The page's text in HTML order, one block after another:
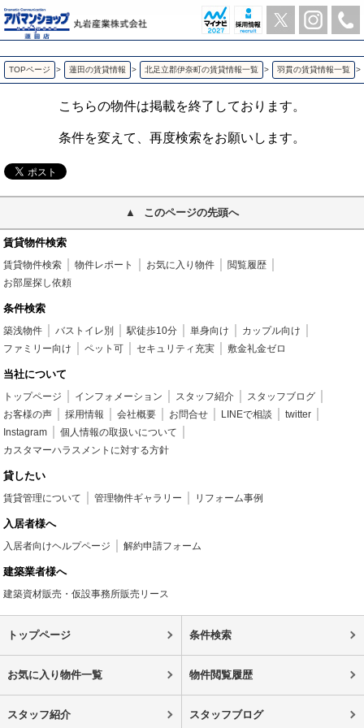
グリーン・テラス 羽貫の1LDK賃貸アパート | アパマンショップ蓮田店-丸岩産業株式会社-
TOPページ > 蓮田の賃貸情報 > 北足立郡伊奈町の賃貸情報一覧 > 羽貫の賃貸情報一覧 >
こちらの物件は掲載を終了しております。
条件を変えて、再度検索をお願いします。
このページの先頭へ
賃貸物件検索
賃貸物件検索 物件レポート お気に入り物件
閲覧履歴
お部屋探し依頼
条件検索
築浅物件 バストイレ別 駅徒歩10分 単身向け
カップル向け
ファミリー向け
ペット可 セキュリティ充実 敷金礼金ゼロ
当社について
トップページ インフォメーション スタッフ紹介
スタッフブログ
お客様の声
採用情報 会社概要 お問合せ LINEで相談
twitter
Instagram
個人情報の取扱いについて
カスタマーハラスメントに対する方針
貸したい
賃貸管理について 管理物件ギャラリー リフォーム事例
入居者様へ
入居者向けヘルプページ 解約申請フォーム
建築業者様へ
建築資材販売・仮設事務所販売リース
トップページ 条件検索
お気に入り物件一覧 物件閲覧履歴
スタッフ紹介 スタッフブログ